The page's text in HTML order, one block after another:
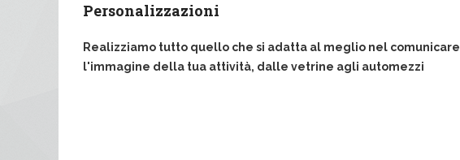
Personalizzazioni
Realizziamo tutto quello che si adatta al meglio nel comunicare
l'immagine della tua attività, dalle vetrine agli automezzi